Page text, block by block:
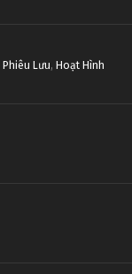
Phiêu Lưu, Hoạt Hình